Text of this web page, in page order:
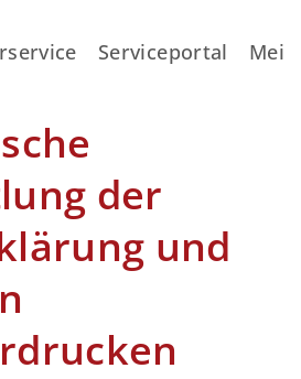
Serviceportal
der
und